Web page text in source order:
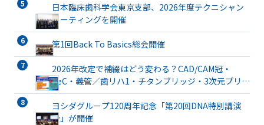
日本臨床歯科学会東京支部、2026年度テクニシャン
ミーティングを開催
第1回Back To Basics総会開催
2026年改定で補綴はどう変わる？CAD/CAM冠・
TeC・義管／歯リハ1・チタンブリッジ・3次元プリン
ト有床義歯まで詳解
ヨシダグループ120周年記念「第20回DNA特別講演
会」が開催